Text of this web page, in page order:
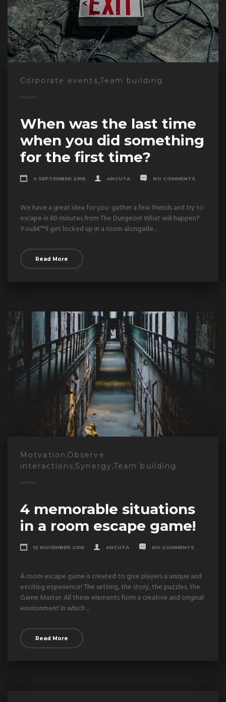
Corporate events,Team building
When was the last time
when you did something
for the first time?
4 SEPTEMBER 2018 ANCUTA NO COMMENTS
We have a great idea for you: gather a few friends and try to
escape in 60 minutes from The Dungeon! What will happen?
Youâ€™ll get locked up in a room alongside...
Read More
Motvation,Observe
interactions,Synergy,Team building
4 memorable situations
in a room escape game!
12 NOVEMBER 2016 ANCUTA NO COMMENTS
A room escape game is created to give players a unique and
exciting experience! The setting, the story, the puzzles, the
Game Master. All these elements form a creative and original
environment in which ...
Read More